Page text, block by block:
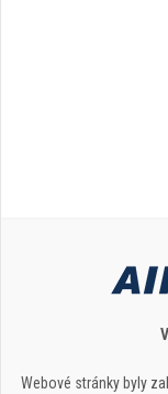
Webové stránky byly